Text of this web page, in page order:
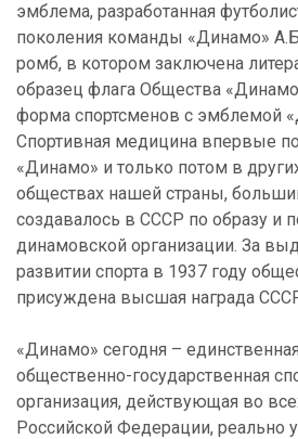
эмблема, разработанная
поколения команды «Динамо»
ромб, в котором заключена
образец флага Общества
форма спортсменов с эмблемой
Спортивная медицина впервые
«Динамо» и только потом в
обществах нашей страны,
создавалось в СССР по образу и
динамовской организации. За
развитии спорта в 1937 году
присуждена высшая награда
«Динамо» сегодня –
общественно-государственная
организация, действующая во
Российской Федерации, реально